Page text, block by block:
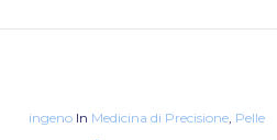
ingeno In Medicina di Precisione, Pelle